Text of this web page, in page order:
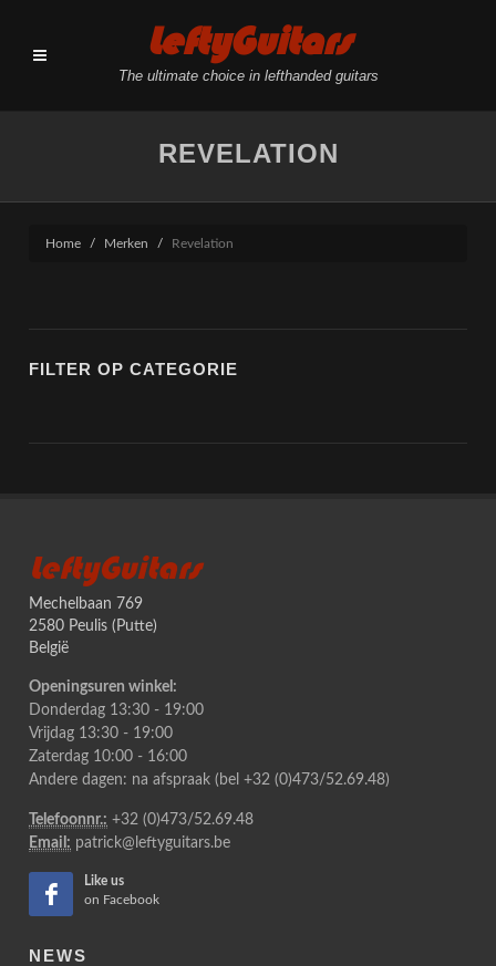
LeftyGuitars
The ultimate choice in lefthanded guitars
REVELATION
Home Merken Revelation
FILTER OP CATEGORIE
LeftyGuitars
Mechelbaan 769
2580 Peulis (Putte)
België
Openingsuren winkel:
Donderdag 13:30 - 19:00
Vrijdag 13:30 - 19:00
Zaterdag 10:00 - 16:00
Andere dagen: na afspraak (bel +32 (0)473/52.69.48)
Telefoonnr.: +32 (0)473/52.69.48
Email: patrick@leftyguitars.be
Like us
on Facebook
NEWS